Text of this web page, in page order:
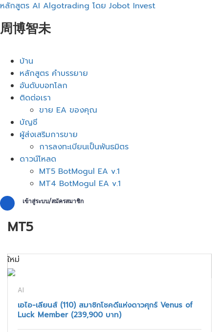
หลักสูตร AI Algotrading โดย Jobot Invest
周博智未
เมนู
บ้าน
หลักสูตร คำบรรยาย
อันดับบอทโลก
ติดต่อเรา
ขาย EA ของคุณ
บัญชี
ผู้ส่งเสริมการขาย
การลงทะเบียนเป็นพันธมิตร
ดาวน์โหลด
MT5 BotMogul EA v.1
MT4 BotMogul EA v.1
เข้าสู่ระบบ/สมัครสมาชิก
MT5
ใหม่
AI
เอไอ-เลียนส์ (110) สมาชิกโชคดีแห่งดาวศุกร์ Venus of
Luck Member (239,900 บาท)